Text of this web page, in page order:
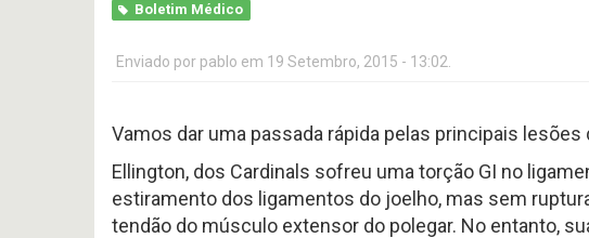
NFL Temporada 2023
New Era + 10Jardas
NFL Temporada 2018
NFL temporada 2017
NFL Temporada 2016
no
Preview
AFC
WEST
no
Preview
AFC
NORTH
Perfil HC
Coach na
BLITZ no
Football
Boletim Médico
Enviado por pablo em 19 Setembro, 2015 - 13:02.
Vamos dar uma passada rápida pelas principais
Ellington, dos Cardinals sofreu uma torção GI no
estiramento dos ligamentos do joelho, mas sem
tendão do músculo extensor do polegar. No entanto,